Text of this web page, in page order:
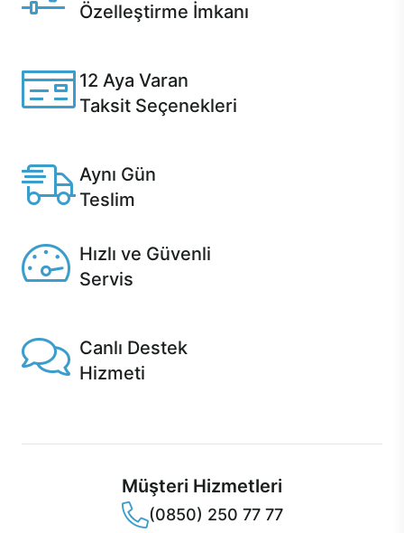
Özelleştirme İmkanı
12 Aya Varan
Taksit Seçenekleri
Aynı Gün
Teslim
Hızlı ve Güvenli
Servis
Canlı Destek
Hizmeti
Müşteri Hizmetleri
(0850) 250 77 77